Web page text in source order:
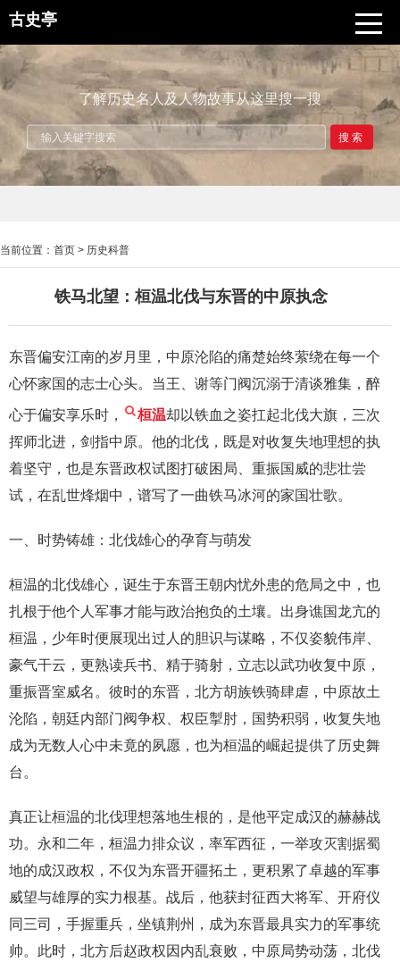
古史亭
了解历史名人及人物故事从这里搜一搜
搜索
当前位置： 首页 > 历史科普
铁马北望：桓温北伐与东晋的中原执念
东晋偏安江南的岁月里，中原沦陷的痛楚始终萦绕在每一个
心怀家国的志士心头。当王、谢等门阀沉溺于清谈雅集，醉
心于偏安享乐时， 桓温却以铁血之姿扛起北伐大旗，三次
挥师北进，剑指中原。他的北伐，既是对收复失地理想的执
着坚守，也是东晋政权试图打破困局、重振国威的悲壮尝
试，在乱世烽烟中，谱写了一曲铁马冰河的家国壮歌。
一、时势铸雄：北伐雄心的孕育与萌发
桓温的北伐雄心，诞生于东晋王朝内忧外患的危局之中，也
扎根于他个人军事才能与政治抱负的土壤。出身谯国龙亢的
桓温，少年时便展现出过人的胆识与谋略，不仅姿貌伟岸、
豪气干云，更熟读兵书、精于骑射，立志以武功收复中原，
重振晋室威名。彼时的东晋，北方胡族铁骑肆虐，中原故土
沦陷，朝廷内部门阀争权、权臣掣肘，国势积弱，收复失地
成为无数人心中未竟的夙愿，也为桓温的崛起提供了历史舞
台。
真正让桓温的北伐理想落地生根的，是他平定成汉的赫赫战
功。永和二年，桓温力排众议，率军西征，一举攻灭割据蜀
地的成汉政权，不仅为东晋开疆拓土，更积累了卓越的军事
威望与雄厚的实力根基。战后，他获封征西大将军、开府仪
同三司，手握重兵，坐镇荆州，成为东晋最具实力的军事统
帅。此时，北方后赵政权因内乱衰败，中原局势动荡，北伐